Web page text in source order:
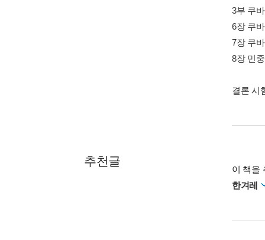
3부 쿠
6장 쿠
7장 쿠
8장 민
결론 시
추천글
이 책을
한겨레